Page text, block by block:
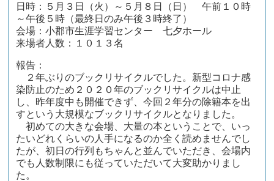
日時：５月３日（火）～５月８日（日） 午前１０時
～午後５時（最終日のみ午後３時終了）
会場：小郡市生涯学習センター 七夕ホール
来場者人数：１０１３名
報告：
２年ぶりのブックリサイクルでした。新型コロナ感
染防止のため２０２０年のブックリサイクルは中止
し、昨年度中も開催できず、今回２年分の除籍本を出
すという大規模なブックリサイクルとなりました。
初めての大きな会場、大量の本ということで、いっ
たいどれくらいの人手になるのか全く読めませんでし
たが、初日の行列もちゃんと並んでいただき、会場内
でも人数制限にも従っていただいて大変助かりまし
た。